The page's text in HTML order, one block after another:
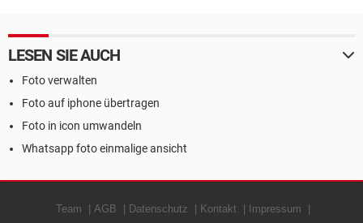
LESEN SIE AUCH
Foto verwalten
Foto auf iphone übertragen
Foto in icon umwandeln
Whatsapp foto einmalige ansicht
Team AGB Datenschutz Kontakt Impressum